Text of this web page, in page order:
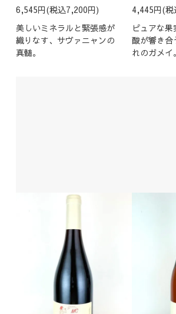
6,545円(税込7,200円)
美しいミネラルと緊張感が
織りなす、サヴァニャンの
真髄。
4,445円(
ピュアな
酸が響き合
れのガメイ。